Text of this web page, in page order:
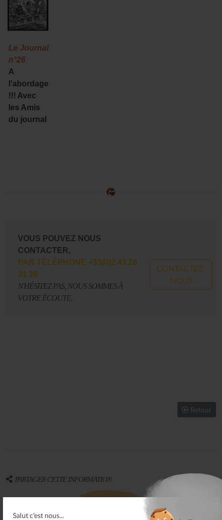
Salut c'est nous...
Le Journal
n°26
A
l'abordage
!!! Avec
les Amis
du journal
VOUS POUVEZ NOUS
CONTACTER,
PAR TÉLÉPHONE +33(0)2 43 28
31 30
N'HÉSITEZ PAS, NOUS SOMMES À
VOTRE ÉCOUTE.
CONTACTEZ-
NOUS
Retour
PARTAGER CETTE INFORMATION
À vos connaissances, sur vos réseaux sociaux.